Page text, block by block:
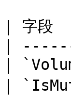
| 字
|
|
|